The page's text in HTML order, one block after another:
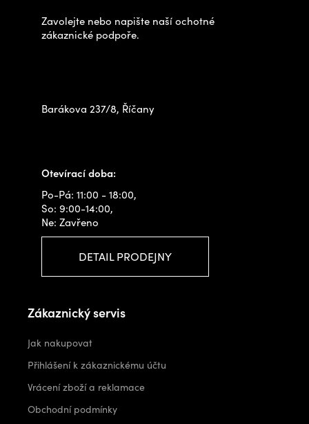
Zavolejte nebo napište naší ochotné
zákaznické podpoře.
Barákova 237/8, Říčany
Otevírací doba:
Po-Pá: 11:00 - 18:00,
So: 9:00-14:00,
Ne: Zavřeno
DETAIL PRODEJNY
Zákaznický servis
Jak nakupovat
Přihlášení k zákaznickému účtu
Vrácení zboží a reklamace
Obchodní podmínky